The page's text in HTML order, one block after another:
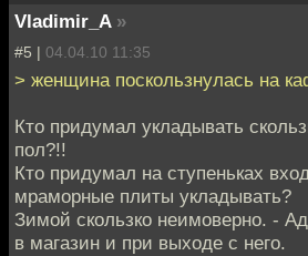
Vladimir_A »
#5 | 04.04.10 11:35
> женщина поскользнулась на
Кто придумал укладывать
пол?!!
Кто придумал на ступеньках
мраморные плиты укладывать?
Зимой скользко неимоверно. -
в магазин и при выходе с него.